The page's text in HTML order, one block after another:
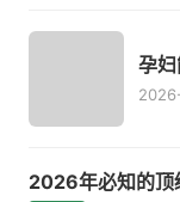
孕
2026年必知的顶